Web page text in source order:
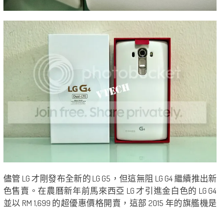
儘管 LG 才剛發布全新的 LG G5，但這無阻 LG G4 繼續推出新
色售賣。在農曆新年前馬來西亞 LG 才引進金白色的 LG G4
並以 RM 1,699 的超優惠價格開賣，這部 2015 年的旗艦機是